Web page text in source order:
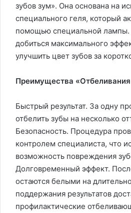
зубов зум». Она основана на
специального геля, который
помощью специальной лампы.
добиться максимального
улучшить цвет зубов за
Преимущества
Быстрый результат. За одну
отбелить зубы на несколько
Безопасность. Процедура
контролем специалиста, что
возможность повреждения
Долговременный эффект.
остаются белыми на
поддержания результатов
профилактические